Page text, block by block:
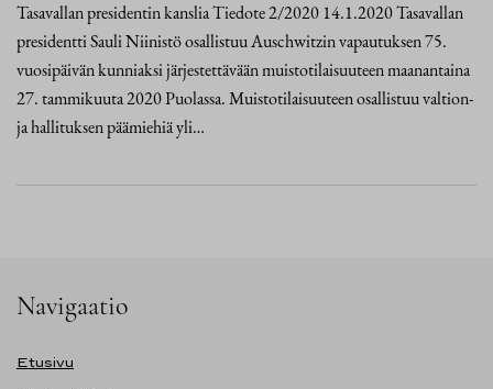
Tasavallan presidentin kanslia Tiedote 2/2020 14.1.2020 Tasavallan
presidentti Sauli Niinistö osallistuu Auschwitzin vapautuksen 75.
vuosipäivän kunniaksi järjestettävään muistotilaisuuteen maanantaina
27. tammikuuta 2020 Puolassa. Muistotilaisuuteen osallistuu valtion-
ja hallituksen päämiehiä yli…
Navigaatio
Etusivu